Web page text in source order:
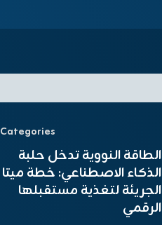
Categories
الطاقة النووية تدخل حلبة
الذكاء الاصطناعي: خطة ميتا
الجريئة لتغذية مستقبلها
الرقمي